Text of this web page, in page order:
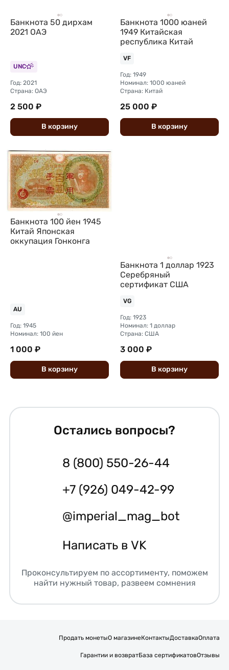
Банкнота 50 дирхам
2021 ОАЭ
UNC
Год: 2021
Страна: ОАЭ
2 500 ₽
В корзину
Банкнота 1000 юаней
1949 Китайская
республика Китай
VF
Год: 1949
Номинал: 1000 юаней
Страна: Китай
25 000 ₽
В корзину
Банкнота 100 йен 1945
Китай Японская
оккупация Гонконга
AU
Год: 1945
Номинал: 100 йен
1 000 ₽
В корзину
Банкнота 1 доллар 1923
Серебряный
сертификат США
VG
Год: 1923
Номинал: 1 доллар
Страна: США
3 000 ₽
В корзину
Остались вопросы?
8 (800) 550-26-44
+7 (926) 049-42-99
@imperial_mag_bot
Написать в VK
Проконсультируем по ассортименту, поможем
найти нужный товар, развеем сомнения
Продать монетыО магазинеКонтактыДоставкаОплата
Гарантии и возвратБаза сертификатовОтзывы